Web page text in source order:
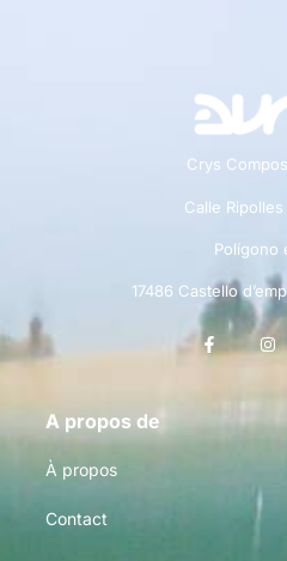
Crys
Calle
Polígono
17486 Castello
A propos de
À propos
Contact